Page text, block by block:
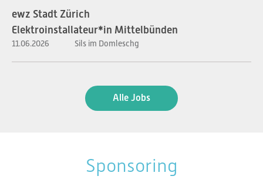
ewz Stadt Zürich
Elektroinstallateur*in Mittelbünden
11.06.2026 Sils im Domleschg
Alle Jobs
Sponsoring